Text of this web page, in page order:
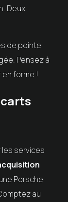
Deux
de pointe
Pensez à
forme !
les services
Porsche
au